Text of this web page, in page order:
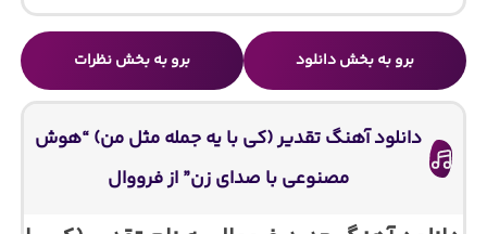
برو به بخش دانلود برو به بخش نظرات
دانلود آهنگ تقدیر (کی با یه جمله مثل من) “هوش
مصنوعی با صدای زن” از فرووال